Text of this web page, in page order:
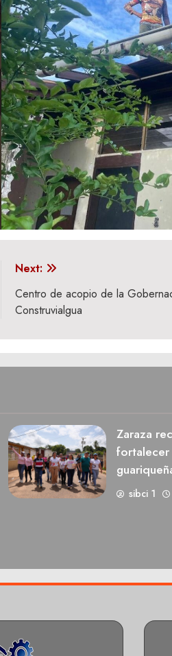
Next:
Centro de acopio de la
Construvialgua
Zaraza
fortalecer
sibci 1